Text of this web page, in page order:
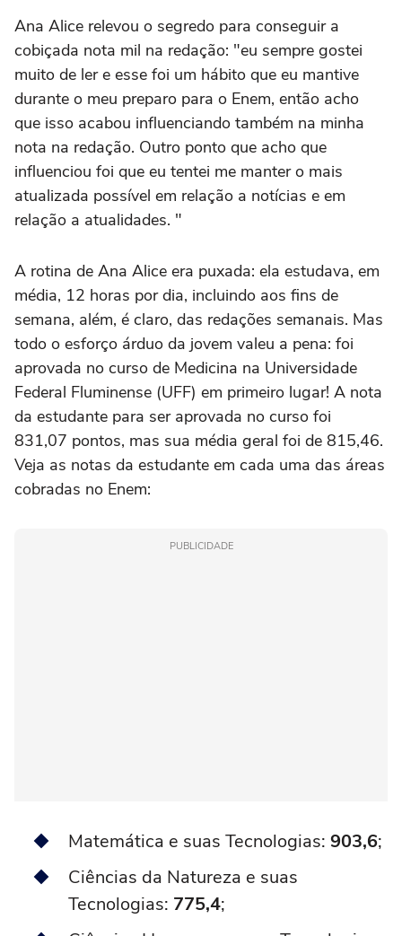
Ana Alice relevou o segredo para conseguir a
cobiçada nota mil na redação: "eu sempre gostei
muito de ler e esse foi um hábito que eu mantive
durante o meu preparo para o Enem, então acho
que isso acabou influenciando também na minha
nota na redação. Outro ponto que acho que
influenciou foi que eu tentei me manter o mais
atualizada possível em relação a notícias e em
relação a atualidades. "
A rotina de Ana Alice era puxada: ela estudava, em
média, 12 horas por dia, incluindo aos fins de
semana, além, é claro, das redações semanais. Mas
todo o esforço árduo da jovem valeu a pena: foi
aprovada no curso de Medicina na Universidade
Federal Fluminense (UFF) em primeiro lugar! A nota
da estudante para ser aprovada no curso foi
831,07 pontos, mas sua média geral foi de 815,46.
Veja as notas da estudante em cada uma das áreas
cobradas no Enem:
PUBLICIDADE
Matemática e suas Tecnologias: 903,6;
Ciências da Natureza e suas
Tecnologias: 775,4;